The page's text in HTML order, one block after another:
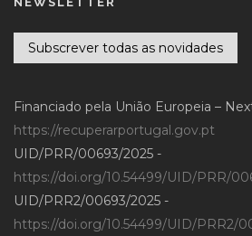
Subscrever todas as novidades
Financiado pela União Europeia –
https://recuperarportugal.gov.pt
UID/PRR/00693/2025 -
https://doi.org/10.54499/UID/PRR/
UID/PRR2/00693/2025 -
https://doi.org/10.54499/UID/PRR2/